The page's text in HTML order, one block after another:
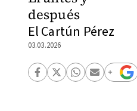
después
El Cartún Pérez
03.03.2026